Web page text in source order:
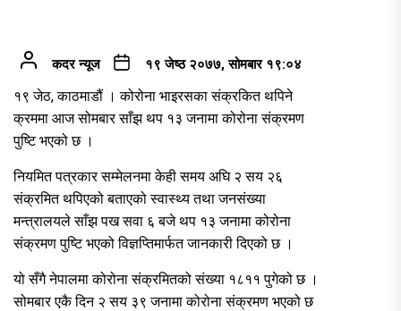
कदर न्यूज १९ जेष्ठ २०७७, सोमबार १९:०४
१९ जेठ, काठमाडौं । कोरोना भाइरसका संक्रकित थपिने
क्रममा आज सोमबार साँझ थप १३ जनामा कोरोना संक्रमण
पुष्टि भएको छ ।
नियमित पत्रकार सम्मेलनमा केही समय अघि २ सय २६
संक्रमित थपिएको बताएको स्वास्थ्य तथा जनसंख्या
मन्त्रालयले साँझ पख सवा ६ बजे थप १३ जनामा कोरोना
संक्रमण पुष्टि भएको विज्ञप्तिमार्फत जानकारी दिएको छ ।
यो सँगै नेपालमा कोरोना संक्रमितको संख्या १८११ पुगेको छ ।
सोमबार एकै दिन २ सय ३९ जनामा कोरोना संक्रमण भएको छ